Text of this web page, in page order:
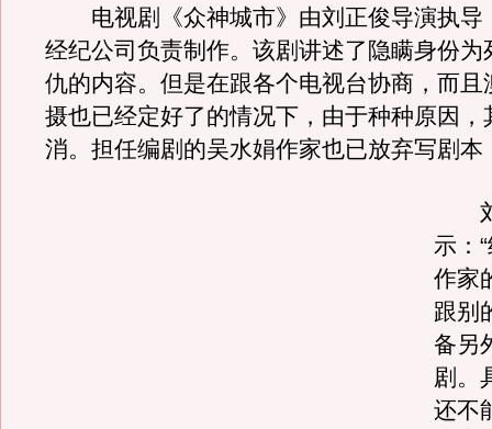
电视剧《众神城市》由刘正俊导演执导
经纪公司负责制作。该剧讲述了隐瞒身份为
仇的内容。但是在跟各个电视台协商，而且
摄也已经定好了的情况下，由于种种原因，
消。担任编剧的吴水娟作家也已放弃写剧本
刘
示：
作家
跟别
备另
剧。
还不